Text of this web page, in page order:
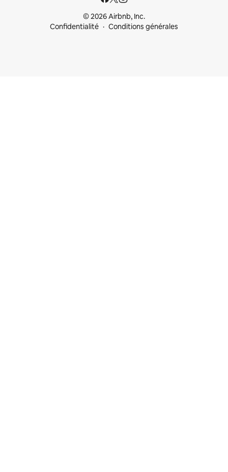
© 2026 Airbnb, Inc.
Confidentialité
Conditions générales